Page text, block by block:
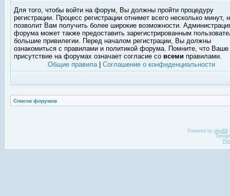
Для того, чтобы войти на форум, Вы должны пройти процедуру
регистрации. Процесс регистрации отнимет всего несколько минут,
позволит Вам получить более широкие возможности.
форума может также предоставить зарегистрированным
большие привилегии. Перед началом регистрации, Вы должны
ознакомиться с правилами и политикой форума. Помните, что Ваше
присутствие на форумах означает согласие со всеми правилами.
Общие правила| Соглашение о конфиденциальности
Список форумов
Powered by phpBB